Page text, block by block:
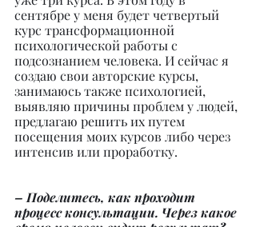
сентябре у меня будет четвертый
курс трансформационной
психологической работы с
подсознанием человека. И сейчас я
создаю свои авторские курсы,
занимаюсь также психологией,
выявляю причины проблем у людей,
предлагаю решить их путем
посещения моих курсов либо через
интенсив или проработку.
– Поделитесь, как проходит
процесс консультации. Через какое